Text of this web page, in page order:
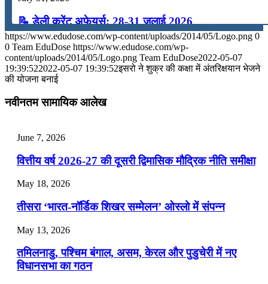
📝 डेली करेंट अफेयर्स: 28-31 जुलाई 2026
July 28, 2026
📝 डेली करेंट अफेयर्स: 25-27 जुलाई 2026
July 22, 2026
📝 डेली करेंट अफेयर्स: 19-21 जुलाई 2026
July 19, 2026
📝 डेली करेंट अफेयर्स: 16-18 जुलाई 2026
July 16, 2026
📝 डेली करेंट अफेयर्स: 13-15 जुलाई 2026
https://www.edudose.com/wp-content/uploads/2014/05/Logo.png 0
0 Team EduDose https://www.edudose.com/wp-
content/uploads/2014/05/Logo.png Team EduDose2022-05-07
19:39:522022-05-07 19:39:52इसरो ने शुक्र की कक्षा में अंतरिक्षयान भेजने
की योजना बनाई
नवीनतम सामायिक आलेख
June 7, 2026
वित्तीय वर्ष 2026-27 की दूसरी द्विमासिक मौद्रिक नीति समीक्षा
May 18, 2026
तीसरा ‘भारत-नॉर्डिक शिखर सम्मेलन’ ओस्लो में संपन्न
May 13, 2026
तमिलनाडु, पश्चिम बंगाल, असम, केरल और पुडुचेरी में नए
विधानसभा का गठन